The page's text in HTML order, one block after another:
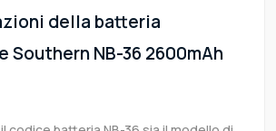
della batteria
Southern NB-36 2600mAh